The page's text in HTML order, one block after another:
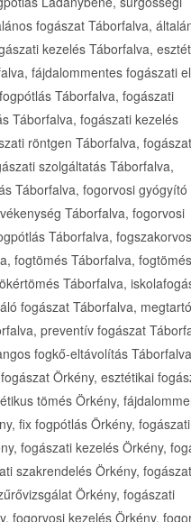
fogászat Táborfalva,
kezelés Táborfalva,
fájdalommentes fogászati
Táborfalva, fogászati
Táborfalva, fogászati kezelés
röntgen Táborfalva,
szolgáltatás Táborfalva,
Táborfalva, fogorvosi gyógyító
Táborfalva, fogorvosi
Táborfalva, fogszakorvos
fogtömés Táborfalva, fogtömés
Táborfalva,
fogászat Táborfalva, megtartó
preventív fogászat
fogkő-eltávolítás
Örkény, esztétikai
tömés Örkény,
fix fogpótlás Örkény, fogászati
fogászati kezelés Örkény,
szakrendelés Örkény,
Örkény, fogászati
fogorvosi kezelés Örkény,